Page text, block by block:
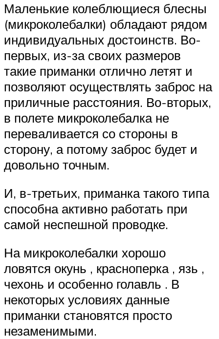
Маленькие колеблющиеся блесны
(микроколебалки) обладают рядом
индивидуальных достоинств. Во-
первых, из-за своих размеров
такие приманки отлично летят и
позволяют осуществлять заброс на
приличные расстояния. Во-вторых,
в полете микроколебалка не
переваливается со стороны в
сторону, а потому заброс будет и
довольно точным.
И, в-третьих, приманка такого типа
способна активно работать при
самой неспешной проводке.
На микроколебалки хорошо
ловятся окунь , красноперка , язь ,
чехонь и особенно голавль . В
некоторых условиях данные
приманки становятся просто
незаменимыми.